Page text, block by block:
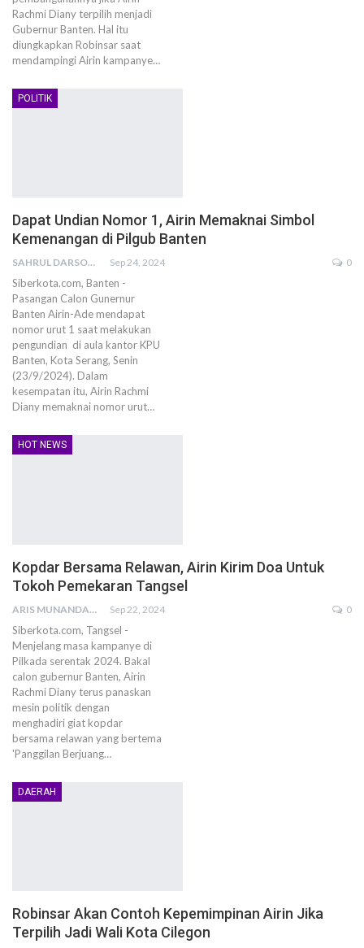
Rachmi Diany terpilih menjadi
Gubernur Banten. Hal itu
diungkapkan Robinsar saat
mendampingi Airin kampanye…
POLITIK
Dapat Undian Nomor 1, Airin Memaknai Simbol
Kemenangan di Pilgub Banten
SAHRUL DARSONO Sep 24, 2024 0
Siberkota.com, Banten -
Pasangan Calon Gunernur
Banten Airin-Ade mendapat
nomor urut 1 saat melakukan
pengundian di aula kantor KPU
Banten, Kota Serang, Senin
(23/9/2024). Dalam
kesempatan itu, Airin Rachmi
Diany memaknai nomor urut…
HOT NEWS
Kopdar Bersama Relawan, Airin Kirim Doa Untuk
Tokoh Pemekaran Tangsel
ARIS MUNANDAR Sep 22, 2024 0
Siberkota.com, Tangsel -
Menjelang masa kampanye di
Pilkada serentak 2024. Bakal
calon gubernur Banten, Airin
Rachmi Diany terus panaskan
mesin politik dengan
menghadiri giat kopdar
bersama relawan yang bertema
'Panggilan Berjuang…
DAERAH
Robinsar Akan Contoh Kepemimpinan Airin Jika
Terpilih Jadi Wali Kota Cilegon